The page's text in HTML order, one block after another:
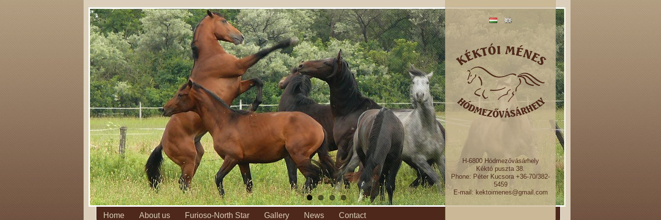
H-6800 Hódmezővásárhely
Kéktó puszta 38.
Phone: Péter Kucsora +36-70/382-
5459
E-mail: kektoimenes@gmail.com
Home About us Furioso-North Star Gallery News Contact